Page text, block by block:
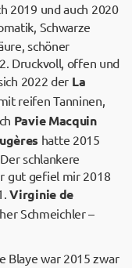
2019 und auch 2020
Schwarze
schöner
Druckvoll, offen und
2022 der La
reifen Tanninen,
Pavie Macquin
hatte 2015
schlankere
gut gefiel mir 2018
Virginie de
Schmeichler –
Blaye war 2015 zwar